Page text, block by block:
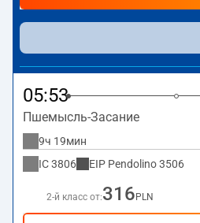
более долгое время в пути. Поезд заканчивает маршрут
на станции Gdańsk Oliwa.
05:53
Пшемысль-Засание
9ч 19мин
IC3806 EIP Pendolino3506
2-й класс от:316 PLN